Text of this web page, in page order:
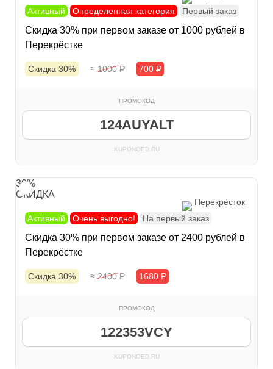
Активный
Определенная категория Первый заказ
Скидка 30% при первом заказе от 1000 рублей в
Перекрёстке
Скидка 30% ≈ 1000Р 700 Р
ПРОМОКОД
124AUYALT
KUPONOED.RU
30%
СКИДКА
Перекрёсток
Активный
Очень выгодно! На первый заказ
Скидка 30% при первом заказе от 2400 рублей в
Перекрёстке
Скидка 30% ≈ 2400Р 1680 Р
ПРОМОКОД
122353VCY
KUPONOED.RU